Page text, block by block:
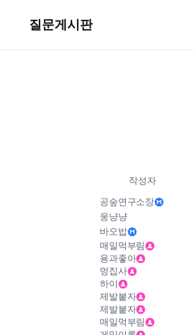
질문게시판
작성자
공숲연구소장
웅냥냥
바오밥
매일먹부림
용과좋아
멍집사
하이
제발붙자
제발붙자
매일먹부림